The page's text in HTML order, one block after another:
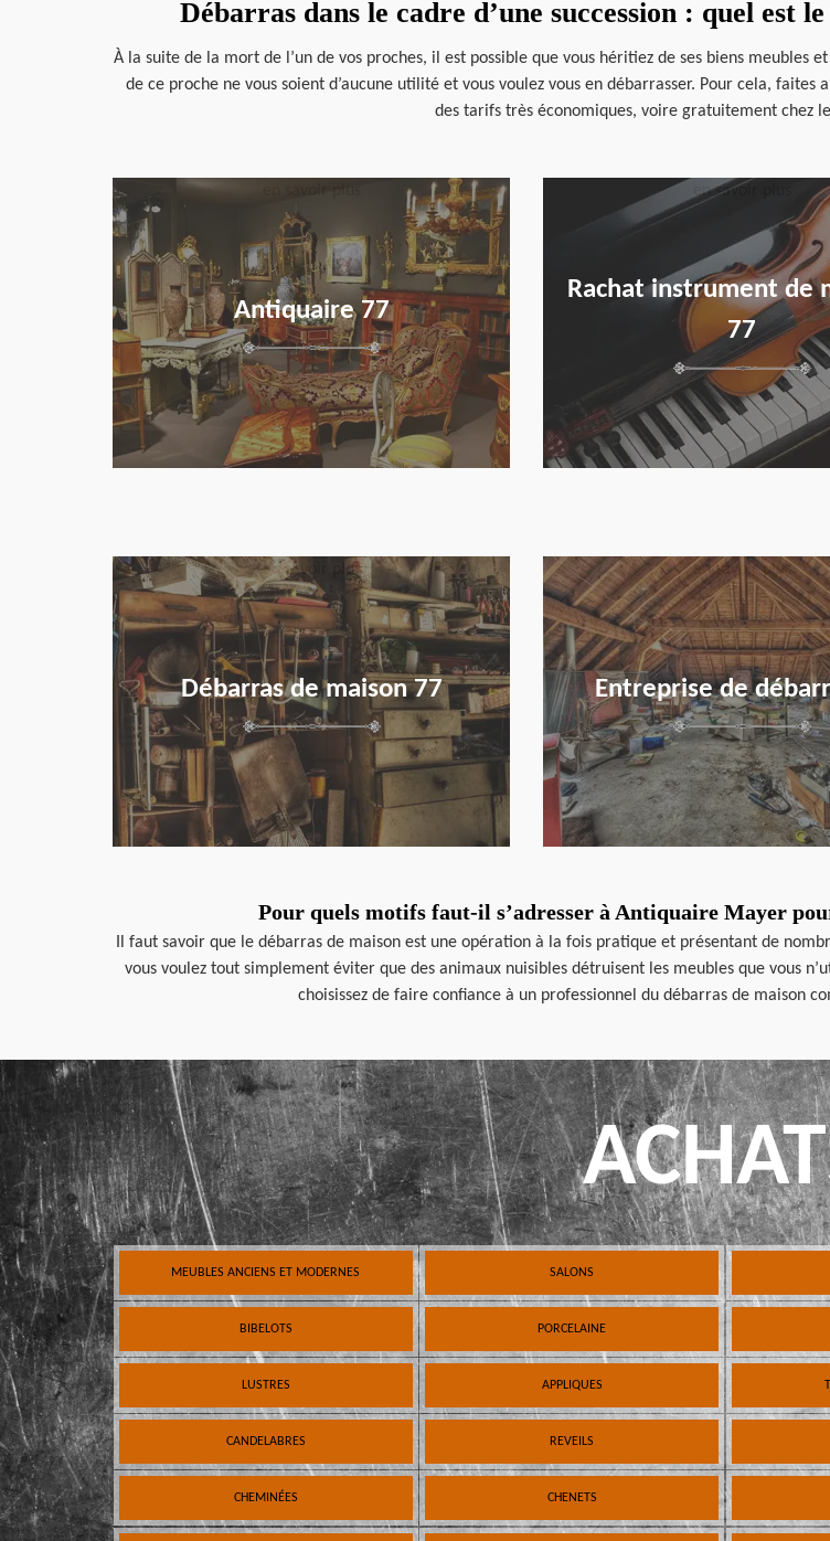
Débarras dans le cadre d’une succession : quel
À la suite de la mort de l’un de vos proches, il est possible que vous héritiez de ses biens meubles
de ce proche ne vous soient d’aucune utilité et vous voulez vous en débarrasser. Pour cela,
des tarifs très économiques, voire gratuitement chez
Antiquaire 77
Rachat instrument de
77
en savoir plus
Débarras de maison 77
en savoir plus
Entreprise de
en savoir plus
Pour quels motifs faut-il s’adresser à Antiquaire Mayer
Il faut savoir que le débarras de maison est une opération à la fois pratique et présentant de
vous voulez tout simplement éviter que des animaux nuisibles détruisent les meubles que vous
choisissez de faire confiance à un professionnel du débarras de maison
MEUBLES ANCIENS ET MODERNES SALONS
BIBELOTS PORCELAINE
LUSTRES APPLIQUES
CANDELABRES REVEILS
CHEMINÉES CHENETS